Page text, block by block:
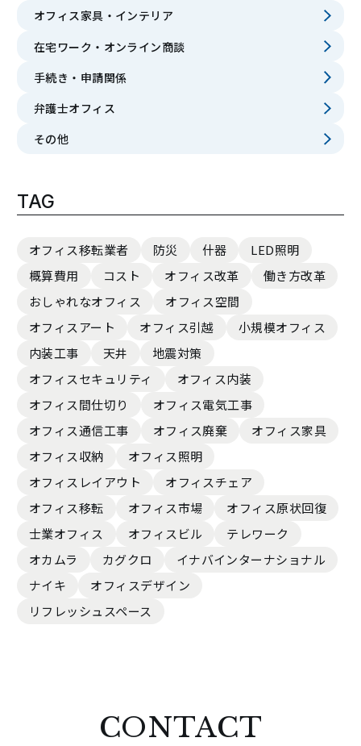
オフィス家具・インテリア
在宅ワーク・オンライン商談
手続き・申請関係
弁護士オフィス
その他
TAG
オフィス移転業者 防災 什器
LED照明
概算費用
コスト オフィス改革
働き方改革
おしゃれなオフィス
オフィス空間
オフィスアート
オフィス引越
小規模オフィス
内装工事
天井
地震対策
オフィスセキュリティ
オフィス内装
オフィス間仕切り
オフィス電気工事
オフィス通信工事
オフィス廃棄
オフィス家具
オフィス収納
オフィス照明
オフィスレイアウト
オフィスチェア
オフィス移転
オフィス市場
オフィス原状回復
士業オフィス
オフィスビル
テレワーク
オカムラ
カグクロ
イナバインターナショナル
ナイキ
オフィスデザイン
リフレッシュスペース
CONTACT